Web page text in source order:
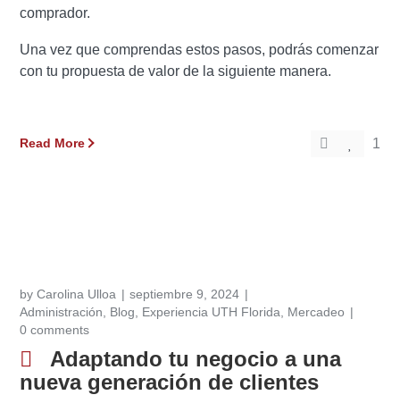
comprador.
Una vez que comprendas estos pasos, podrás comenzar
con tu propuesta de valor de la siguiente manera.
Read More 1
byCarolina Ulloa
septiembre 9, 2024
Administración
Blog Experiencia UTH Florida
Mercadeo
0 comments
Adaptando tu negocio a una
nueva generación de clientes